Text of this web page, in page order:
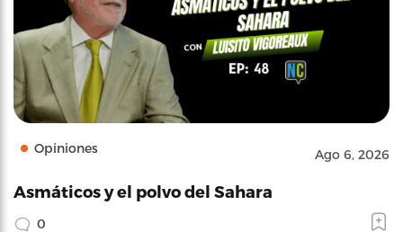
Opiniones Ago 6, 2026
Asmáticos y el polvo del Sahara
0